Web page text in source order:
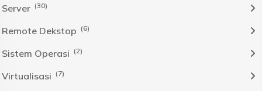
Server (30)
Remote Dekstop (6)
Sistem Operasi (2)
Virtualisasi (7)